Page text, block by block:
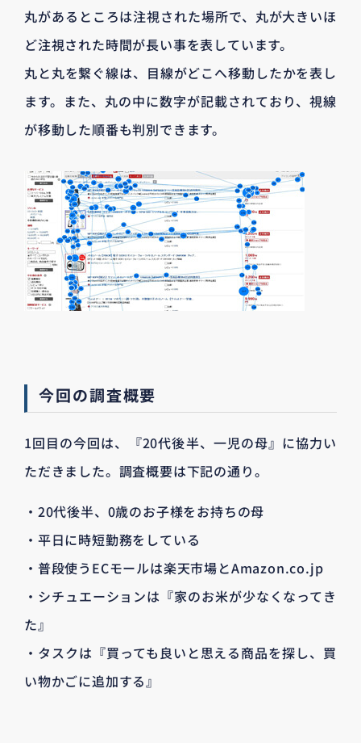
丸があるところは注視された場所で、丸が大きいほ
ど注視された時間が長い事を表しています。
丸と丸を繋ぐ線は、目線がどこへ移動したかを表し
ます。また、丸の中に数字が記載されており、視線
が移動した順番も判別できます。
今回の調査概要
1回目の今回は、『20代後半、一児の母』に協力い
ただきました。調査概要は下記の通り。
・20代後半、0歳のお子様をお持ちの母
・平日に時短勤務をしている
・普段使うECモールは楽天市場とAmazon.co.jp
・シチュエーションは『家のお米が少なくなってき
た』
・タスクは『買っても良いと思える商品を探し、買
い物かごに追加する』